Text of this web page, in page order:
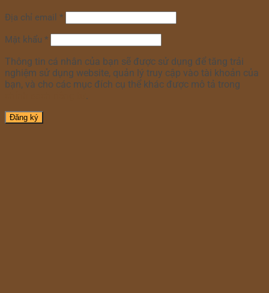
Địa chỉ email *
Mật khẩu *
Thông tin cá nhân của bạn sẽ được sử dụng để tăng trải
nghiệm sử dụng website, quản lý truy cập vào tài khoản của
bạn, và cho các mục đích cụ thể khác được mô tả trong
Đăng ký